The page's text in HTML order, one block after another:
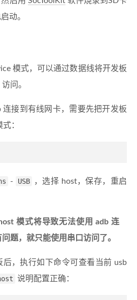
动。
模式，可以通过数据线将开发板
问。
连接到有线网卡，需要先把开发板
：
- USB
，选择 host，保存，重启
模式将导致无法使用 adb 连
题，就只能使用串口访问了。
，执行如下命令可查看当前 usb
说明配置正确：